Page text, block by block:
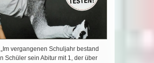
„Im vergangenen Schuljahr bestand
Schüler sein Abitur mit 1, der über